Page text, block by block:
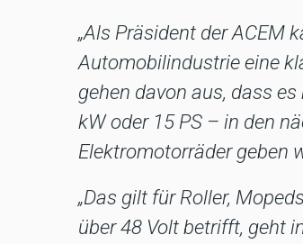
„Als Präsident der ACEM
Automobilindustrie eine
gehen davon aus, dass
kW oder 15 PS – in den
Elektromotorräder geben
„Das gilt für Roller,
über 48 Volt betrifft, geht